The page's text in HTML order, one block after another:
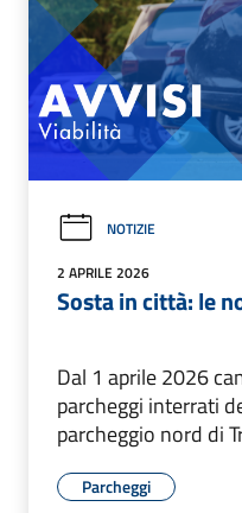
NOTIZIE
2 APRILE 2026
Sosta in città: le
Dal 1 aprile 2026
parcheggi interrati
parcheggio nord di
Parcheggi